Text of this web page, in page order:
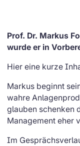
Prof. Dr. Markus
wurde er in
Hier eine kurze
Markus beginnt
wahre
glauben schenken
Management eher
Im